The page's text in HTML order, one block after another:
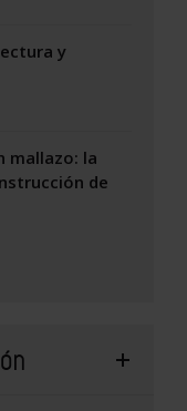
y
mallazo: la
de